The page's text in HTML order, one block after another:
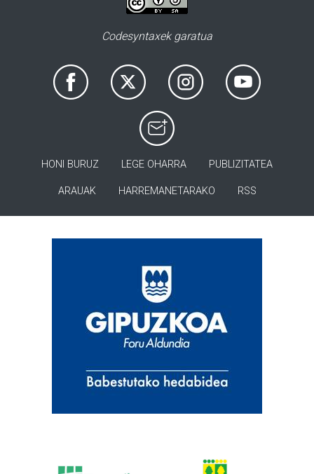
Codesyntaxek garatua
HONI BURUZ LEGE OHARRA PUBLIZITATEA
ARAUAK HARREMANETARAKO RSS